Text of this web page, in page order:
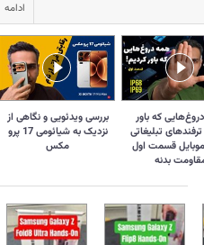
ادامه
که باور
تبلیغاتی
موبایل قسمت اول
بدنه
بررسی ویدئویی و نگاهی از
نزدیک به شیائومی 17 پرو
مکس